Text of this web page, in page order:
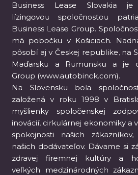
Business Lease Slovakia je
lízingovou spoločnosťou
Business Lease Group.
má pobočku v Košiciach.
pôsobí aj v Českej republike, na
Maďarsku a Rumunsku a je
Group (www.autobinck.com).
Na Slovensku bola
založená v roku 1998 v
myšlienky spoločenskej
inovácií, cirkulárnej ekonomiky a
spokojnosti našich
našich dodávateľov. Dávame si
zdravej firemnej kultúry a
veľkých medzinárodných